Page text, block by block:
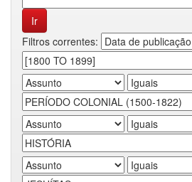
Filtros correntes: